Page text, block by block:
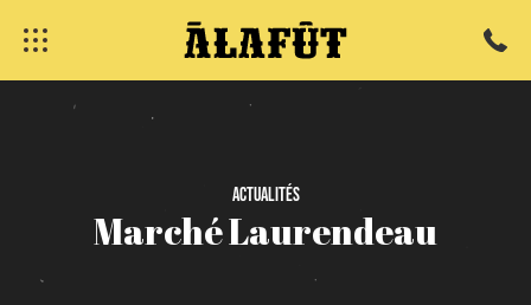
Actualités
MarchéLaurendeau